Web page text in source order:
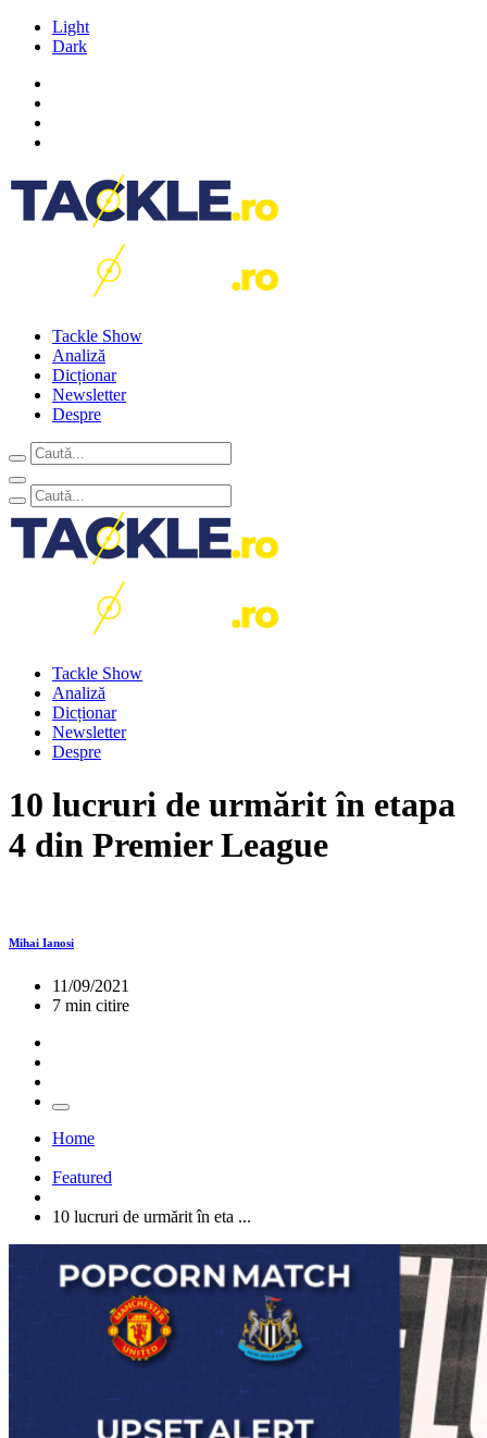
Light
Dark
Tackle Show
Analiză
Dicționar
Newsletter
Despre
Tackle Show
Analiză
Dicționar
Newsletter
Despre
10 lucruri de urmărit în etapa
4 din Premier League
Mihai Ianosi
11/09/2021
7 min citire
Home
Featured
10 lucruri de urmărit în eta ...